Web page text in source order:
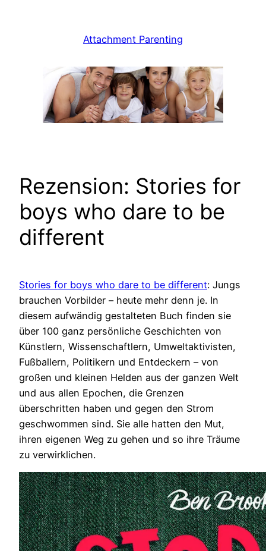
Attachment Parenting
Rezension: Stories for
boys who dare to be
different
Stories for boys who dare to be different: Jungs
brauchen Vorbilder – heute mehr denn je. In
diesem aufwändig gestalteten Buch finden sie
über 100 ganz persönliche Geschichten von
Künstlern, Wissenschaftlern, Umweltaktivisten,
Fußballern, Politikern und Entdeckern – von
großen und kleinen Helden aus der ganzen Welt
und aus allen Epochen, die Grenzen
überschritten haben und gegen den Strom
geschwommen sind. Sie alle hatten den Mut,
ihren eigenen Weg zu gehen und so ihre Träume
zu verwirklichen.